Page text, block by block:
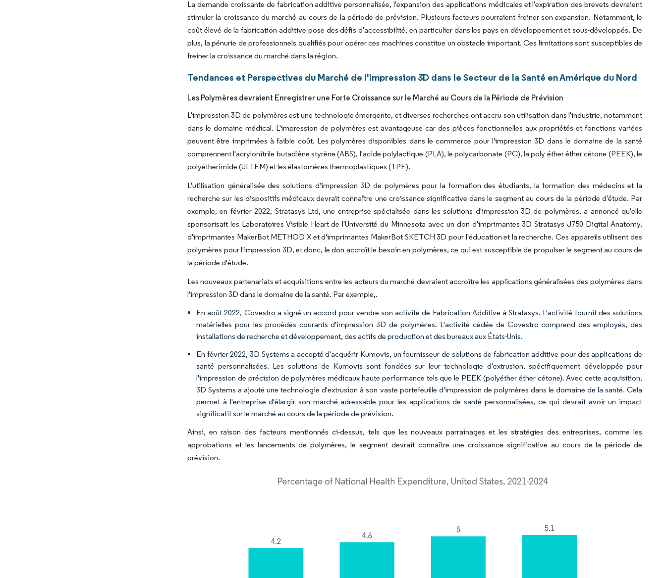
La demande croissante de fabrication additive personnalisée, l'expansion des applications médicales et l'expiration des brevets devraient
stimuler la croissance du marché au cours de la période de prévision. Plusieurs facteurs pourraient freiner son expansion. Notamment, le
coût élevé de la fabrication additive pose des défis d'accessibilité, en particulier dans les pays en développement et sous-développés. De
plus, la pénurie de professionnels qualifiés pour opérer ces machines constitue un obstacle important. Ces limitations sont susceptibles de
freiner la croissance du marché dans la région.
Tendances et Perspectives du Marché de l'Impression 3D dans le Secteur de la Santé en Amérique du Nord
Les Polymères devraient Enregistrer une Forte Croissance sur le Marché au Cours de la Période de Prévision
L'impression 3D de polymères est une technologie émergente, et diverses recherches ont accru son utilisation dans l'industrie, notamment
dans le domaine médical. L'impression de polymères est avantageuse car des pièces fonctionnelles aux propriétés et fonctions variées
peuvent être imprimées à faible coût. Les polymères disponibles dans le commerce pour l'impression 3D dans le domaine de la santé
comprennent l'acrylonitrile butadiène styrène (ABS), l'acide polylactique (PLA), le polycarbonate (PC), la poly éther éther cétone (PEEK), le
polyétherimide (ULTEM) et les élastomères thermoplastiques (TPE).
L'utilisation généralisée des solutions d'impression 3D de polymères pour la formation des étudiants, la formation des médecins et la
recherche sur les dispositifs médicaux devrait connaître une croissance significative dans le segment au cours de la période d'étude. Par
exemple, en février 2022, Stratasys Ltd, une entreprise spécialisée dans les solutions d'impression 3D de polymères, a annoncé qu'elle
sponsorisait les Laboratoires Visible Heart de l'Université du Minnesota avec un don d'imprimantes 3D Stratasys J750 Digital Anatomy,
d'imprimantes MakerBot METHOD X et d'imprimantes MakerBot SKETCH 3D pour l'éducation et la recherche. Ces appareils utilisent des
polymères pour l'impression 3D, et donc, le don accroît le besoin en polymères, ce qui est susceptible de propulser le segment au cours de
la période d'étude.
Les nouveaux partenariats et acquisitions entre les acteurs du marché devraient accroître les applications généralisées des polymères dans
l'impression 3D dans le domaine de la santé. Par exemple,.
En août 2022, Covestro a signé un accord pour vendre son activité de Fabrication Additive à Stratasys. L'activité fournit des solutions
matérielles pour les procédés courants d'impression 3D de polymères. L'activité cédée de Covestro comprend des employés, des
installations de recherche et développement, des actifs de production et des bureaux aux États-Unis.
En février 2022, 3D Systems a accepté d'acquérir Kumovis, un fournisseur de solutions de fabrication additive pour des applications de
santé personnalisées. Les solutions de Kumovis sont fondées sur leur technologie d'extrusion, spécifiquement développée pour
l'impression de précision de polymères médicaux haute performance tels que le PEEK (polyéther éther cétone). Avec cette acquisition,
3D Systems a ajouté une technologie d'extrusion à son vaste portefeuille d'impression de polymères dans le domaine de la santé. Cela
permet à l'entreprise d'élargir son marché adressable pour les applications de santé personnalisées, ce qui devrait avoir un impact
significatif sur le marché au cours de la période de prévision.
Ainsi, en raison des facteurs mentionnés ci-dessus, tels que les nouveaux parrainages et les stratégies des entreprises, comme les
approbations et les lancements de polymères, le segment devrait connaître une croissance significative au cours de la période de
prévision.